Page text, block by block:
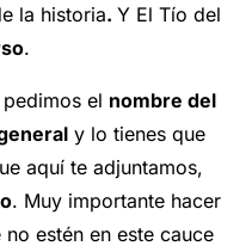
la historia. Y El Tío del
.
el nombre del
y lo tienes que
aquí te adjuntamos,
. Muy importante hacer
estén en este cauce